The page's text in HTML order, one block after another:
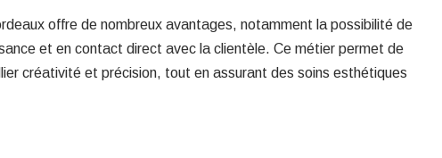
offre de nombreux avantages, notamment la possibilité de
et en contact direct avec la clientèle. Ce métier permet de
créativité et précision, tout en assurant des soins esthétiques